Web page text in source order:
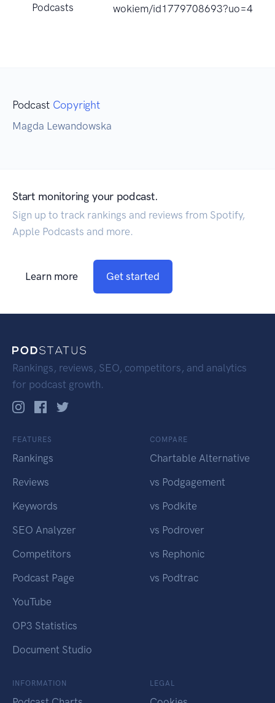
Podcasts
wokiem/id1779708693?uo=4
Podcast Copyright
Magda Lewandowska
Start monitoring your podcast.
Sign up to track rankings and reviews from Spotify,
Apple Podcasts and more.
Learn more Get started
Rankings, reviews, SEO, competitors, and analytics
for podcast growth.
FEATURES
Rankings
Reviews
Keywords
SEO Analyzer
Competitors
Podcast Page
YouTube
OP3 Statistics
Document Studio
COMPARE
Chartable Alternative
vs Podgagement
vs Podkite
vs Podrover
vs Rephonic
vs Podtrac
INFORMATION LEGAL